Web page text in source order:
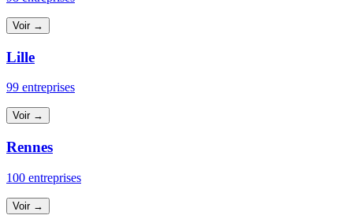
Voir →
Lille
99 entreprises
Voir →
Rennes
100 entreprises
Voir →